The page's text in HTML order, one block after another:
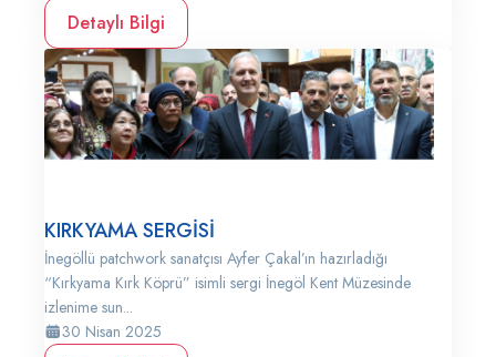
Detaylı Bilgi
KIRKYAMA SERGİSİ
İnegöllü patchwork sanatçısı Ayfer Çakal’ın hazırladığı
“Kırkyama Kırk Köprü” isimli sergi İnegöl Kent Müzesinde
izlenime sun...
30 Nisan 2025